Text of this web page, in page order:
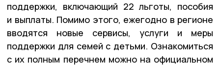
поддержки, включающий 22 льготы, пособия
и выплаты. Помимо этого, ежегодно в регионе
вводятся новые сервисы, услуги и меры
поддержки для семей с детьми. Ознакомиться
с их полным перечнем можно на официальном